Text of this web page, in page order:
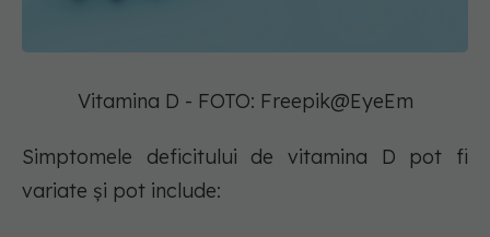
Vitamina D - FOTO: Freepik@EyeEm
Simptomele deficitului de vitamina D pot fi
variate și pot include: